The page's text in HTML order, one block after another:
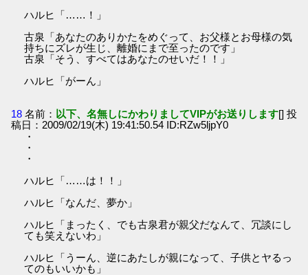
ハルヒ「……！」
古泉「あなたのありかたをめぐって、お父様とお母様の気
持ちにズレが生じ、離婚にまで至ったのです」
古泉「そう、すべてはあなたのせいだ！！」
ハルヒ「がーん」
18 名前： 以下、名無しにかわりましてVIPがお送りします[] 投
稿日：2009/02/19(木) 19:41:50.54 ID:RZw5ljpY0
・
・
・
ハルヒ「……は！！」
ハルヒ「なんだ、夢か」
ハルヒ「まったく、でも古泉君が親父だなんて、冗談にし
ても笑えないわ」
ハルヒ「うーん、逆にあたしが親になって、子供とヤるっ
てのもいいかも」